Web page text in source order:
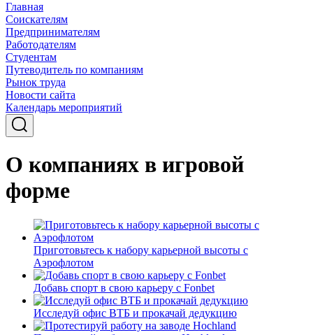
Главная
Соискателям
Предпринимателям
Работодателям
Студентам
Путеводитель по компаниям
Рынок труда
Новости сайта
Календарь мероприятий
О компаниях в игровой
форме
Приготовьтесь к набору карьерной высоты с
Аэрофлотом
Добавь спорт в свою карьеру с Fonbet
Исследуй офис ВТБ и прокачай дедукцию